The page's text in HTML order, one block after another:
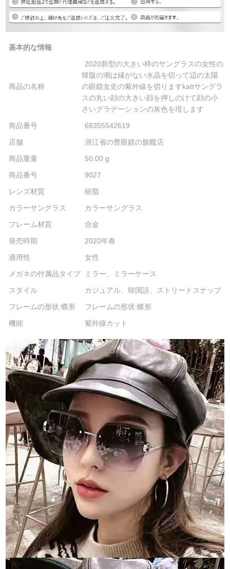
基本的な情報
商品の名称
2020新型の大きい枠のサングラスの女性の
韓版の潮は縁がない水晶を切って辺の太陽
の眼鏡女史の紫外線を切りますkattサングラ
スの丸い顔の大きい顔を押しのけて顔の小
さいグラデーションの灰色を現します
商品番号
68355542619
店舗
浙江省の曹眼鏡の旗艦店
商品重量
50.00 g
商品番号
9027
レンズ材質
樹脂
カラーサングラス
カラーサングラス
フレーム材質
合金
発売時期
2020年春
適用性
女性
メガネの付属品タイプ
ミラー、ミラーケース
スタイル
カジュアル、韓国語、ストリートスナップ
フレームの形状:蝶形
フレームの形状:蝶形
機能
紫外線カット